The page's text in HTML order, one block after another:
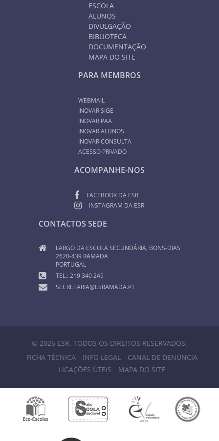
ESCOLA
ALUNOS
DIVULGAÇÃO
BIBLIOTECA
DOCUMENTAÇÃO
MAPA DO SITE
PARA MEMBROS
WEBMAIL
INOVAR SIGE
INOVAR PAA
INOVAR ALUNOS
INOVAR CONSULTA
ACESSO PRIVADO
ACOMPANHE-NOS
FACEBOOK DA ESR
INSTAGRAM DA ESR
CONTACTOS SEDE
LARGO DA ESCOLA SECUNDÁRIA, BONS-DIAS
2620-439 RAMADA
PORTUGAL
TEL.: 219 340 245
SECRETARIA@ESRAMADA.PT
© 2026 ESR. TODOS OS DIREITOS RESERVADOS.
FICHA TÉCNICA
INFO LEGAL
CANAL DE DENÚNCIA
LIGAÇÕES ÚTEIS
MAPA DO SITE